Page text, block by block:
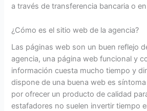
a través de transferencia bancaria o en
¿Cómo es el sitio web de la agencia?
Las páginas web son un buen reflejo
agencia, una página web funcional y
información cuesta mucho tiempo y
dispone de una buena web es
por ofrecer un producto de calidad
estafadores no suelen invertir tiempo